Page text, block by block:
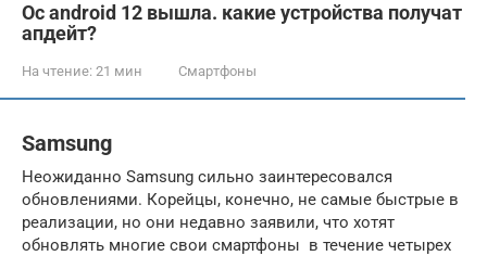
Ос android 12 вышла. какие устройства получат
апдейт?
На чтение: 21 мин Смартфоны
Samsung
Неожиданно Samsung сильно заинтересовался
обновлениями. Корейцы, конечно, не самые быстрые в
реализации, но они недавно заявили, что хотят
обновлять многие свои смартфоны в течение четырех